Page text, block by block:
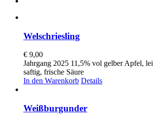
Welschriesling
€ 9,00
Jahrgang 2025 11,5% vol gelber Apfel,
saftig, frische Säure
In den Warenkorb Details
Weißburgunder